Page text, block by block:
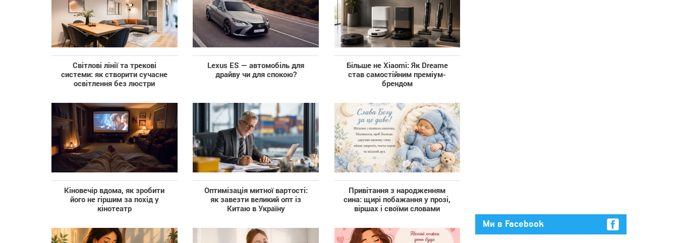
Світлові лінії та трекові
системи: як створити сучасне
освітлення без люстри
Lexus ES — автомобіль для
драйву чи для спокою?
Більше не Xiaomi: Як Dreame
став самостійним преміум-
брендом
Кіновечір вдома, як зробити
його не гіршим за похід у
кінотеатр
Оптимізація митної вартості:
як завезти великий опт із
Китаю в Україну
Привітання з народженням
сина: щирі побажання у прозі,
віршах і своїми словами
Ми в Facebook